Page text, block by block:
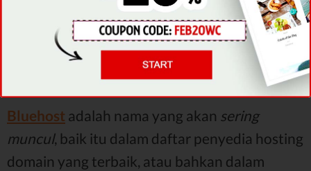
DAPATKAN PENAWARAN
Bluehost adalah nama yang akan sering
muncul, baik itu dalam daftar penyedia hosting
domain yang terbaik, atau bahkan dalam